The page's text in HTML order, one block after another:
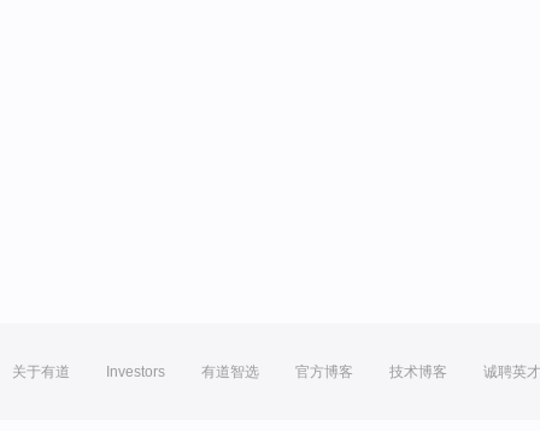
关于有道 Investors 有道智选 官方博客 技术博客 诚聘英才